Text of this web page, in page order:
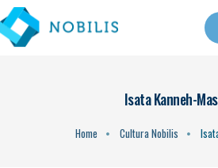
Isata Kanneh-
Home Cultura Nobilis